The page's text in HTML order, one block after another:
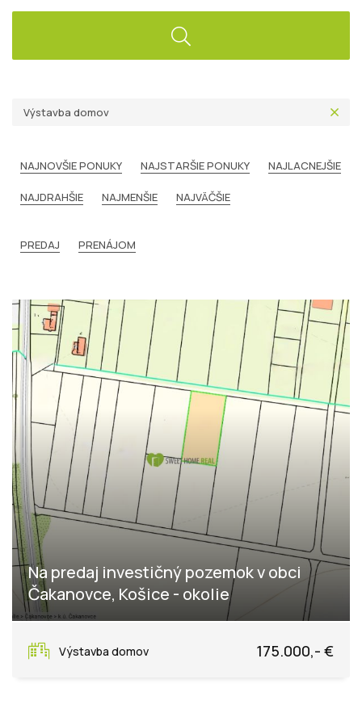
Výstavba domov
NAJNOVŠIE PONUKY NAJSTARŠIE PONUKY NAJLACNEJŠIE
NAJDRAHŠIE NAJMENŠIE NAJVÄČŠIE
PREDAJ PRENÁJOM
Na predaj investičný pozemok v obci
Čakanovce, Košice - okolie
Výstavba domov
175.000,- €